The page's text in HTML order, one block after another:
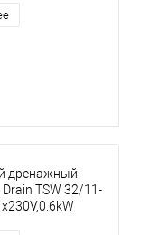
дренажный
Drain TSW 32/11-